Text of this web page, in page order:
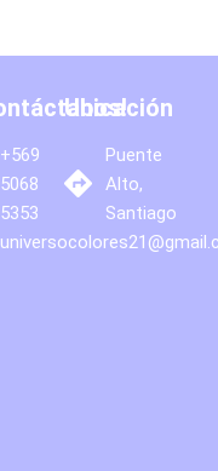
+569
5068
5353
Ubicación
Puente
Alto,
Santiago